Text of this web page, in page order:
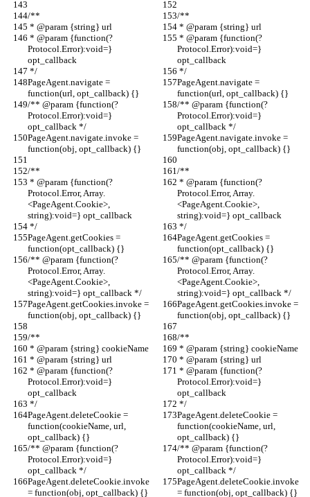
/**
/**
* @param {string} url
* @param {string} url
Protocol.Error):void=}
opt_callback
Protocol.Error):void=}
opt_callback
*/
*/
PageAgent.navigate =
function(url, opt_callback) {}
PageAgent.navigate =
function(url, opt_callback) {}
/** @param {function(?
Protocol.Error):void=}
opt_callback */
/** @param {function(?
Protocol.Error):void=}
opt_callback */
PageAgent.navigate.invoke =
function(obj, opt_callback) {}
PageAgent.navigate.invoke =
function(obj, opt_callback) {}
/**
/**
Protocol.Error, Array.
<PageAgent.Cookie>,
string):void=} opt_callback
Protocol.Error, Array.
<PageAgent.Cookie>,
string):void=} opt_callback
*/
*/
PageAgent.getCookies =
function(opt_callback) {}
PageAgent.getCookies =
function(opt_callback) {}
/** @param {function(?
Protocol.Error, Array.
<PageAgent.Cookie>,
string):void=} opt_callback */
/** @param {function(?
Protocol.Error, Array.
<PageAgent.Cookie>,
string):void=} opt_callback */
PageAgent.getCookies.invoke =
function(obj, opt_callback) {}
PageAgent.getCookies.invoke =
function(obj, opt_callback) {}
/**
/**
* @param {string} cookieName
* @param {string} cookieName
* @param {string} url
* @param {string} url
Protocol.Error):void=}
opt_callback
Protocol.Error):void=}
opt_callback
*/
*/
PageAgent.deleteCookie =
function(cookieName, url,
opt_callback) {}
PageAgent.deleteCookie =
function(cookieName, url,
opt_callback) {}
/** @param {function(?
Protocol.Error):void=}
opt_callback */
/** @param {function(?
Protocol.Error):void=}
opt_callback */
PageAgent.deleteCookie.invoke
= function(obj, opt_callback) {}
PageAgent.deleteCookie.invoke
= function(obj, opt_callback) {}